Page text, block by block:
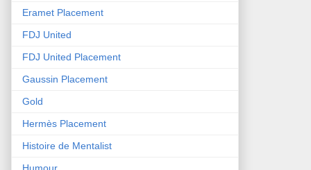
Eramet Placement
FDJ United
FDJ United Placement
Gaussin Placement
Gold
Hermès Placement
Histoire de Mentalist